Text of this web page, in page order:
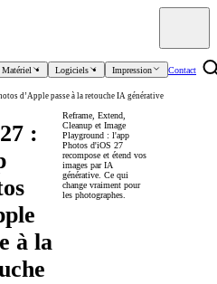
Matériel Logiciels Impression Contact
d’Apple passe à la retouche IA générative
:
à la
Reframe, Extend,
Cleanup et Image
Playground : l'app
Photos d'iOS 27
recompose et étend vos
images par IA
générative. Ce qui
change vraiment pour
les photographes.